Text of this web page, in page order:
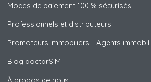
Modes de paiement 100 % sécurisés
Professionnels et distributeurs
Promoteurs immobiliers - Agents
Blog doctorSIM
À propos de nous